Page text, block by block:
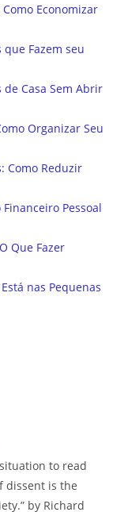
Economizar
Fazem seu
de Casa Sem Abrir
Organizar Seu
Como Reduzir
Pessoal
Que Fazer
nas Pequenas
to read
dissent is the
by Richard